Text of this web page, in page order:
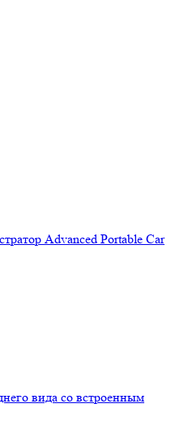
Advanced Portable Car
вида со встроенным